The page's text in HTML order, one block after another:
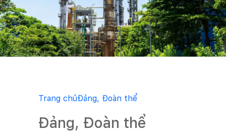
Trang chủĐảng, Đoàn thể
Đảng, Đoàn thể